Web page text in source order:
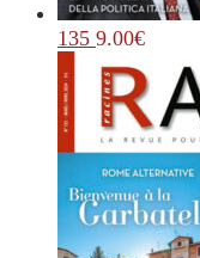
135 9.00€